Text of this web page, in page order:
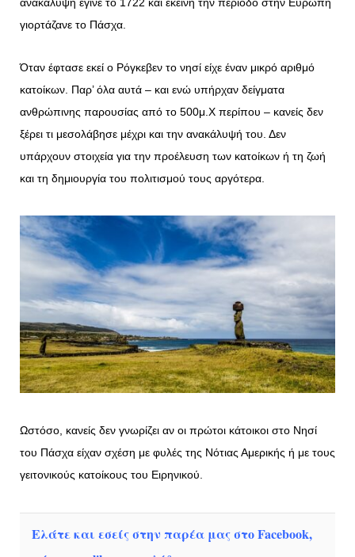
ανακάλυψη έγινε το 1722 και εκείνη την περίοδο στην Ευρώπη
γιορτάζανε το Πάσχα.
Όταν έφτασε εκεί ο Ρόγκεβεν το νησί είχε έναν μικρό αριθμό
κατοίκων. Παρ’ όλα αυτά – και ενώ υπήρχαν δείγματα
ανθρώπινης παρουσίας από το 500μ.Χ περίπου – κανείς δεν
ξέρει τι μεσολάβησε μέχρι και την ανακάλυψή του. Δεν
υπάρχουν στοιχεία για την προέλευση των κατοίκων ή τη ζωή
και τη δημιουργία του πολιτισμού τους αργότερα.
Ωστόσο, κανείς δεν γνωρίζει αν οι πρώτοι κάτοικοι στο Νησί
του Πάσχα είχαν σχέση με φυλές της Νότιας Αμερικής ή με τους
γειτονικούς κατοίκους του Ειρηνικού.
Ελάτε και εσείς στην παρέα μας στο Facebook,